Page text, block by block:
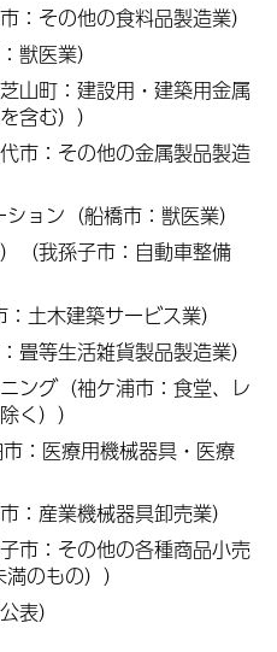
：その他の食料品製造業）
獣医業）
山町：建設用・建築用金属
含む））
市：その他の金属製品製造
ョン（船橋市：獣医業）
（我孫子市：自動車整備
土木建築サービス業）
畳等生活雑貨製品製造業）
ング（袖ケ浦市：食堂、レ
く））
：医療用機械器具・医療
：産業機械器具卸売業）
市：その他の各種商品小売
のもの））
表）